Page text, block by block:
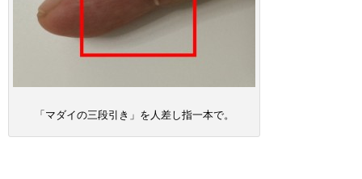
「マダイの三段引き」を人差し指一本で。